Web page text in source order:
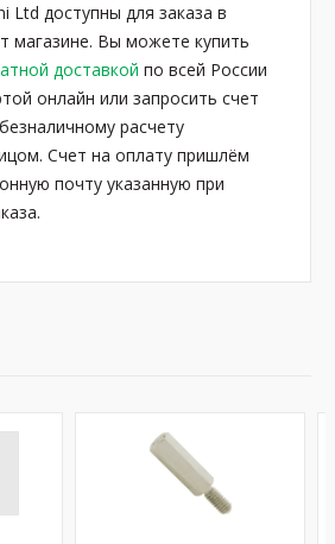
Ltd доступны для заказа в
магазине. Вы можете купить
доставкой по всей России
онлайн или запросить счет
расчету
Счет на оплату пришлём
почту указанную при